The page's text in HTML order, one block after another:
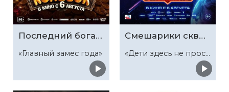
Последний богатырь. Колобок
«Главный замес года»
Смешарики сквозь вселенные
«Дети здесь не просто так»